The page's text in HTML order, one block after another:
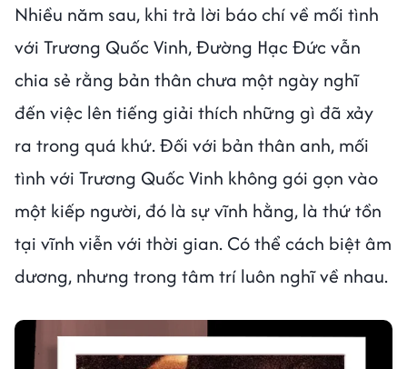
Nhiều năm sau, khi trả lời báo chí về mối tình
với Trương Quốc Vinh, Đường Hạc Đức vẫn
chia sẻ rằng bản thân chưa một ngày nghĩ
đến việc lên tiếng giải thích những gì đã xảy
ra trong quá khứ. Đối với bản thân anh, mối
tình với Trương Quốc Vinh không gói gọn vào
một kiếp người, đó là sự vĩnh hằng, là thứ tồn
tại vĩnh viễn với thời gian. Có thể cách biệt âm
dương, nhưng trong tâm trí luôn nghĩ về nhau.